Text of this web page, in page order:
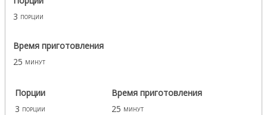
3 порции
Время приготовления
25 минут
Порции
3 порции
Время приготовления
25 минут